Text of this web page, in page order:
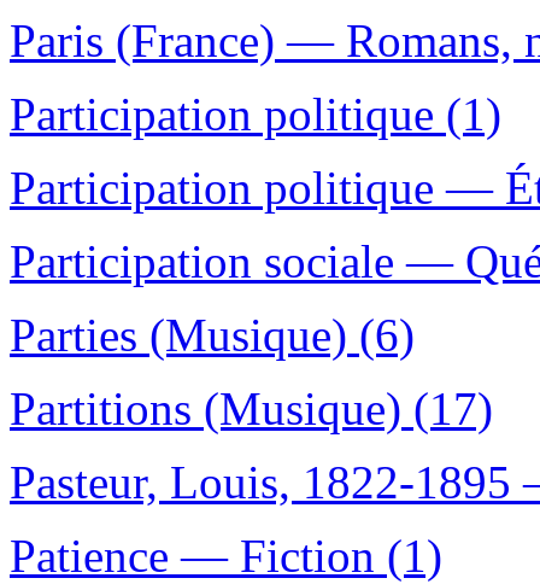
Paris (France) — Romans,
Participation politique (1)
Participation politique —
Participation sociale —
Parties (Musique) (6)
Partitions (Musique) (17)
Pasteur, Louis, 1822-1895
Patience — Fiction (1)